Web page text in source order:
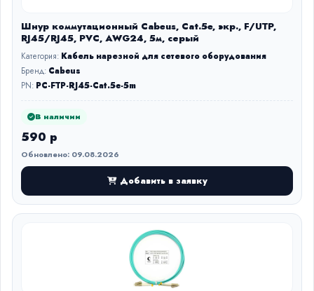
Шнур коммутационный Cabeus, Cat.5e, экр., F/UTP,
RJ45/RJ45, PVC, AWG24, 5м, серый
Категория: Кабель нарезной для сетевого оборудования
Бренд: Cabeus
PN: PC-FTP-RJ45-Cat.5e-5m
В наличии
590 р
Обновлено: 09.08.2026
Добавить в заявку